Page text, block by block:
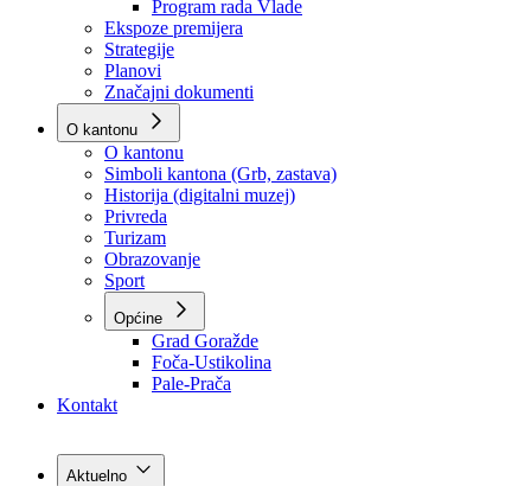
Vlada
Poslovnik
Program rada Vlade
Ekspoze premijera
Strategije
Planovi
Značajni dokumenti
O kantonu
O kantonu
Simboli kantona (Grb, zastava)
Historija (digitalni muzej)
Privreda
Turizam
Obrazovanje
Sport
Općine
Kontakt